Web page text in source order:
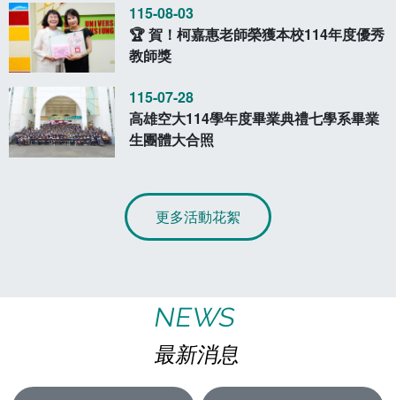
115-08-03
🏆 賀！柯嘉惠老師榮獲本校114年度優秀
教師獎
115-07-28
高雄空大114學年度畢業典禮七學系畢業
生團體大合照
更多活動花絮
NEWS
最新消息